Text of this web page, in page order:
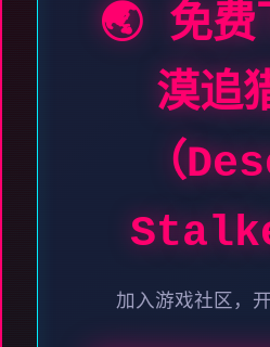
🌏 免费
漠追
（
加入游戏社区，